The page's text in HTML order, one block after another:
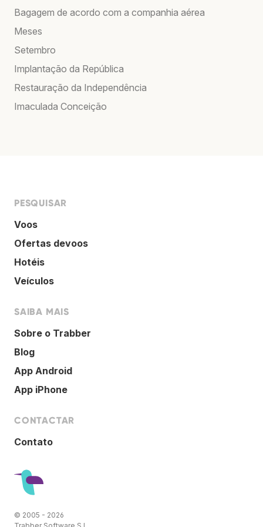
Bagagem de acordo com a companhia aérea
Meses
Setembro
Implantação da República
Restauração da Independência
Imaculada Conceição
PESQUISAR
Voos
Ofertas devoos
Hotéis
Veículos
SAIBA MAIS
Sobre o Trabber
Blog
App Android
App iPhone
CONTACTAR
Contato
© 2005 - 2026